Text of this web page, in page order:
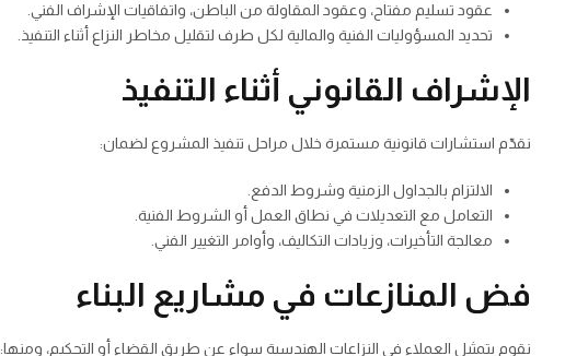
عقود تسليم مفتاح، وعقود المقاولة من الباطن، واتفاقيات الإشراف الفني.
تحديد المسؤوليات الفنية والمالية لكل طرف لتقليل مخاطر النزاع أثناء التنفيذ.
الإشراف القانوني أثناء التنفيذ
نقدّم استشارات قانونية مستمرة خلال مراحل تنفيذ المشروع لضمان:
الالتزام بالجداول الزمنية وشروط الدفع.
التعامل مع التعديلات في نطاق العمل أو الشروط الفنية.
معالجة التأخيرات، وزيادات التكاليف، وأوامر التغيير الفني.
فض المنازعات في مشاريع البناء
نقوم بتمثيل العملاء في النزاعات الهندسية سواء عن طريق القضاء أو التحكيم، ومنها: